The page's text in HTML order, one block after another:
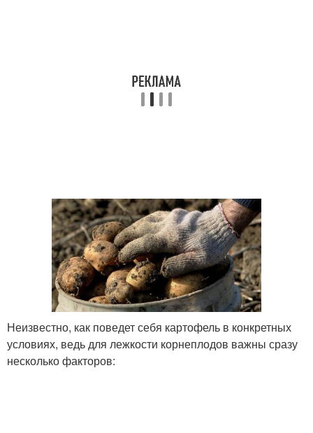
Неизвестно, как поведет себя картофель в конкретных
условиях, ведь для лежкости корнеплодов важны сразу
несколько факторов: